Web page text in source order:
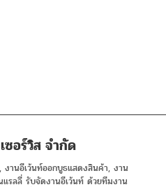
ซอร์วิส จำกัด
งานอีเว้นท์ออกบูธแสดงสินค้า, งาน
รลลี่ รับจัดงานอีเว้นท์ ด้วยทีมงาน